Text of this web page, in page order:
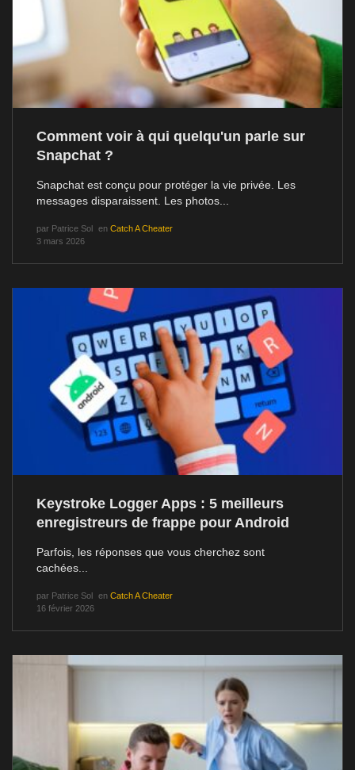
Comment voir à qui quelqu'un parle sur
Snapchat ?
Snapchat est conçu pour protéger la vie privée. Les
messages disparaissent. Les photos...
par Patrice Sol en Catch A Cheater
3 mars 2026
Keystroke Logger Apps : 5 meilleurs
enregistreurs de frappe pour Android
Parfois, les réponses que vous cherchez sont
cachées...
par Patrice Sol en Catch A Cheater
16 février 2026